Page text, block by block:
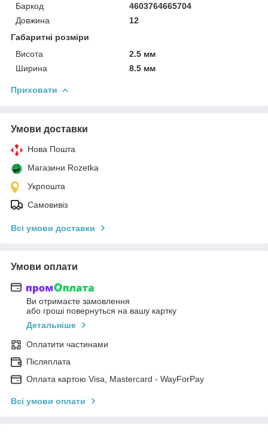
Баркод
4603764665704
Довжина
12
Габаритні розміри
Висота
2.5 мм
Ширина
8.5 мм
Приховати
Умови доставки
Нова Пошта
Магазини Rozetka
Укрпошта
Самовивіз
Всі умови доставки
Умови оплати
Ви отримаєте замовлення
або гроші повернуться на вашу картку
Детальніше
Оплатити частинами
Післяплата
Оплата картою Visa, Mastercard - WayForPay
Всі умови оплати